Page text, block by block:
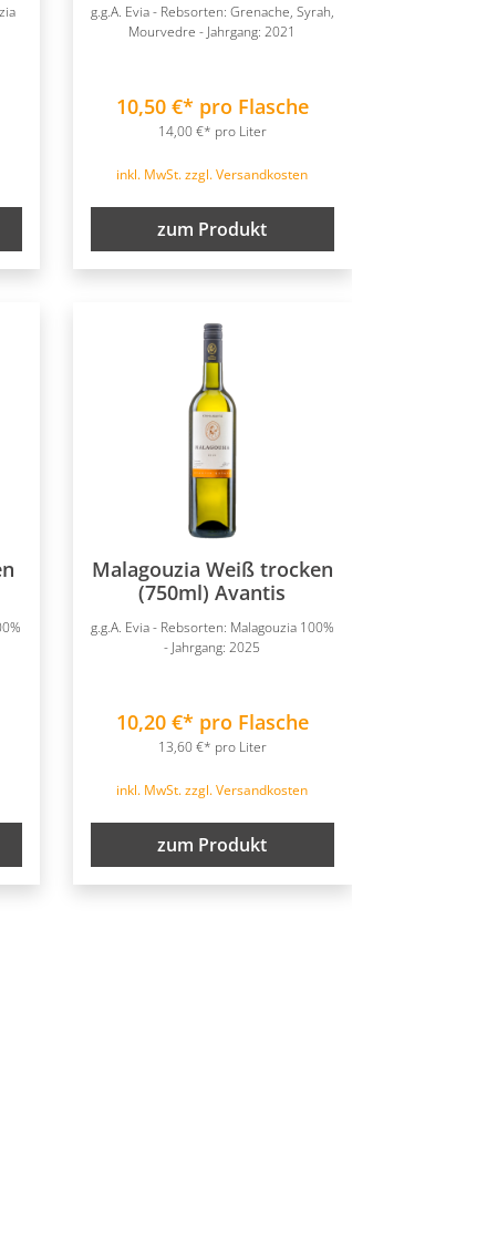
g.g.A. Evia - Rebsorten: Grenache, Syrah,
Mourvedre - Jahrgang: 2021
10,50 €* pro Flasche
14,00 €* pro Liter
inkl. MwSt. zzgl. Versandkosten
zum Produkt
Malagouzia Weiß trocken
(750ml) Avantis
g.g.A. Evia - Rebsorten: Malagouzia 100%
- Jahrgang: 2025
10,20 €* pro Flasche
13,60 €* pro Liter
inkl. MwSt. zzgl. Versandkosten
zum Produkt